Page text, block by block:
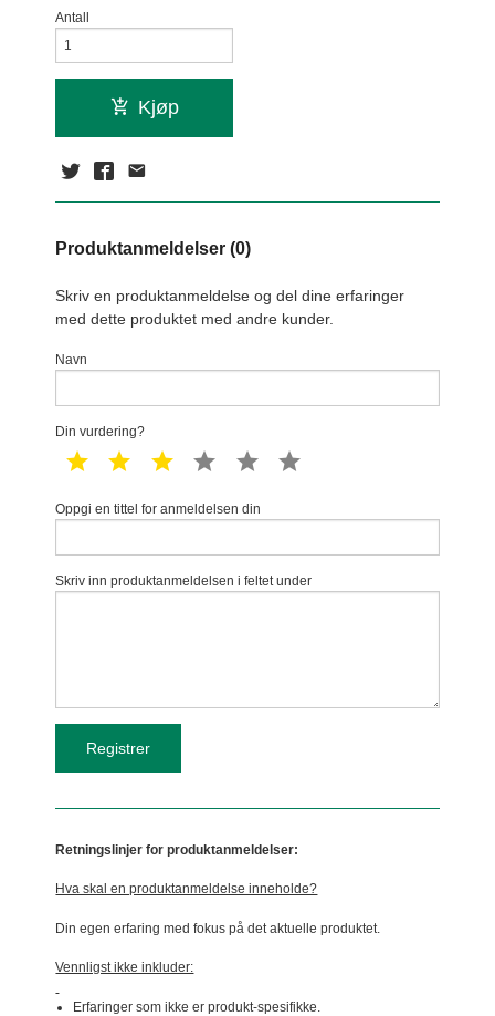
Antall
Kjøp
Produktanmeldelser (0)
Skriv en produktanmeldelse og del dine erfaringer
med dette produktet med andre kunder.
Navn
Din vurdering?
1 star 2 star 3 star 4 star 5 star
Oppgi en tittel for anmeldelsen din
Skriv inn produktanmeldelsen i feltet under
Retningslinjer for produktanmeldelser:
Hva skal en produktanmeldelse inneholde?
Din egen erfaring med fokus på det aktuelle produktet.
Vennligst ikke inkluder:
Erfaringer som ikke er produkt-spesifikke.